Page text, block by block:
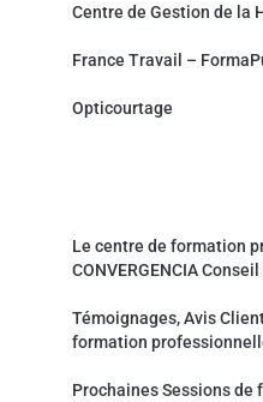
Centre de Gestion de la
France Travail –
Opticourtage
Le centre de formation
CONVERGENCIA
Témoignages, Avis
formation
Prochaines Sessions de